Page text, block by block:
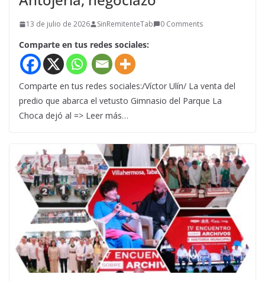
13 de julio de 2026 SinRemitenteTab 0 Comments
Comparte en tus redes sociales:
Comparte en tus redes sociales:/Víctor Ulín/ La venta del
predio que abarca el vetusto Gimnasio del Parque La
Choca dejó al => Leer más…